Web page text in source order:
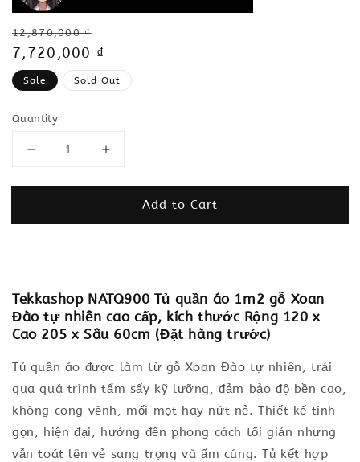
Regular
price
12,870,000 ₫
Sale
price
7,720,000 ₫
Sale Sold Out
Quantity
Add to Cart
Tekkashop NATQ900 Tủ quần áo 1m2 gỗ Xoan
Đào tự nhiên cao cấp, kích thước Rộng 120 x
Cao 205 x Sâu 60cm (Đặt hàng trước)
Tủ quần áo được làm từ gỗ Xoan Đào tự nhiên, trải
qua quá trình tẩm sấy kỹ lưỡng, đảm bảo độ bền cao,
không cong vênh, mối mọt hay nứt nẻ. Thiết kế tinh
gọn, hiện đại, hướng đến phong cách tối giản nhưng
vẫn toát lên vẻ sang trọng và ấm cúng. Tủ kết hợp